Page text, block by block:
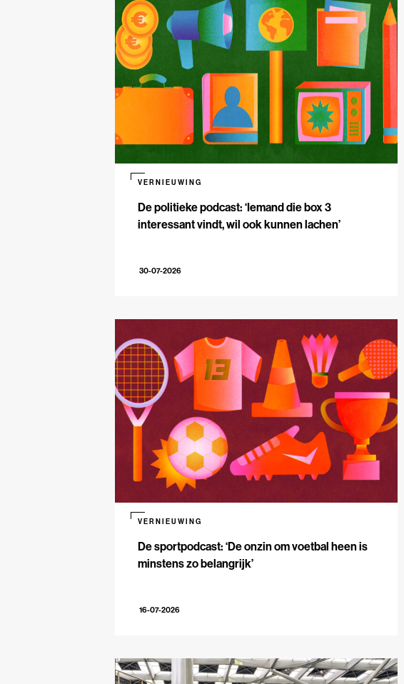
De politieke podcast: ‘Iemand die box 3
interessant vindt, wil ook kunnen lachen’
VERNIEUWING
30-07-2026
De sportpodcast: ‘De onzin om voetbal heen is
minstens zo belangrijk’
VERNIEUWING
16-07-2026